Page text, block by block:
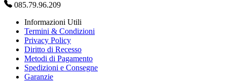
085.79.96.209
Informazioni Utili
Termini & Condizioni
Privacy Policy
Diritto di Recesso
Metodi di Pagamento
Spedizioni e Consegne
Garanzie